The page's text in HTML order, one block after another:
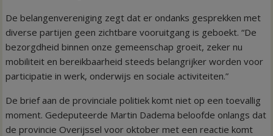
De belangenvereniging zegt dat er ondanks gesprekken met
diverse partijen geen zichtbare vooruitgang is geboekt. “De
bezorgdheid binnen onze gemeenschap groeit, zeker nu
mobiliteit en bereikbaarheid steeds belangrijker worden voor
participatie in werk, onderwijs en sociale activiteiten.”
De brief aan de provinciale politiek komt niet op een toevallig
moment. Gedeputeerde Martin Dadema beloofde onlangs dat
de provincie Overijssel voor oktober met een reactie komt